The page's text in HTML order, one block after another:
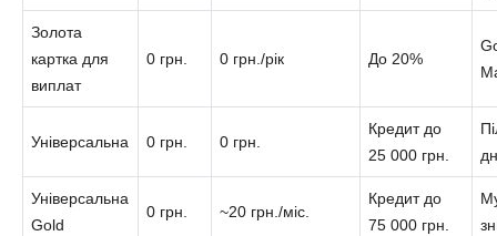
Золота
картка для
виплат
0 грн. 0 грн./рік До 20%
Універсальна 0 грн. 0 грн.
Кредит до
25 000 грн.
Універсальна
Gold
0 грн. ~20 грн./міс.
Кредит до
75 000 грн.